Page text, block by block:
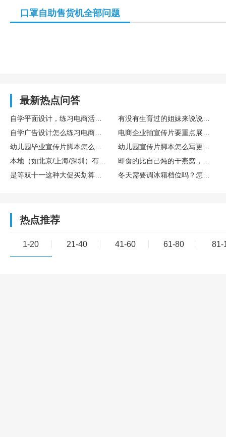
口罩自助售货机全部问题
最新热点问答
热点推荐
1-20 21-40 41-60 61-80 81-